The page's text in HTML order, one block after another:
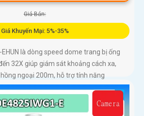
Giá Bán:
Giá Khuyến Mại: 5%-35%
EHUN là dòng speed dome trang bị ống
32X giúp giám sát khoảng cách xa,
ngoại 200m, hỗ trợ tính năng
quả giám sát an ninh, có tốc độ lấy
Self-learning